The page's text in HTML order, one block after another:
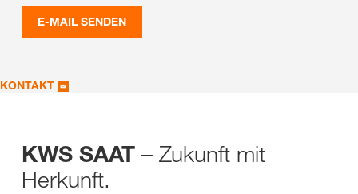
E-MAIL SENDEN
KONTAKT
KWS SAAT – Zukunft mit
Herkunft.